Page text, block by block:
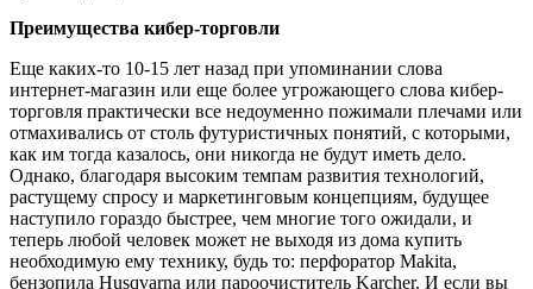
Преимущества кибер-торговли
Еще каких-то 10-15 лет назад при упоминании слова
интернет-магазин или еще более угрожающего слова кибер-
торговля практически все недоуменно пожимали плечами или
отмахивались от столь футуристичных понятий, с которыми,
как им тогда казалось, они никогда не будут иметь дело.
Однако, благодаря высоким темпам развития технологий,
растущему спросу и маркетинговым концепциям, будущее
наступило гораздо быстрее, чем многие того ожидали, и
теперь любой человек может не выходя из дома купить
необходимую ему технику, будь то: перфоратор Makita,
бензопила Husqvarna или пароочиститель Karcher. И если вы